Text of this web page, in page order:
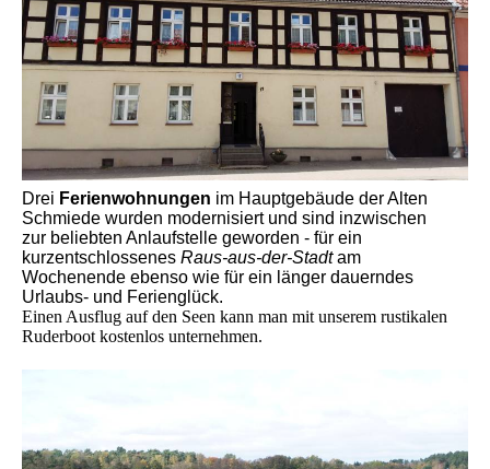
Drei Ferienwohnungen im Hauptgebäude der Alten
Schmiede wurden modernisiert und sind inzwischen
zur beliebten Anlaufstelle geworden - für ein
kurzentschlossenes Raus-aus-der-Stadtam
Wochenende ebenso wie für ein länger dauerndes
Urlaubs- und Ferienglück.
Einen Ausflug auf den Seen kann man mit unserem rustikalen
Ruderboot kostenlos unternehmen.